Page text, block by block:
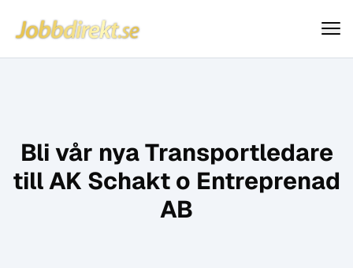
Hoppa till innehåll
Jobbdirekt
Bli vår nya Transportledare
till AK Schakt o Entreprenad
AB